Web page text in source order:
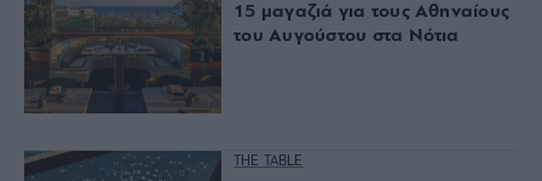
15 μαγαζιά για τους Αθηναίους
του Αυγούστου στα Νότια
THE TABLE